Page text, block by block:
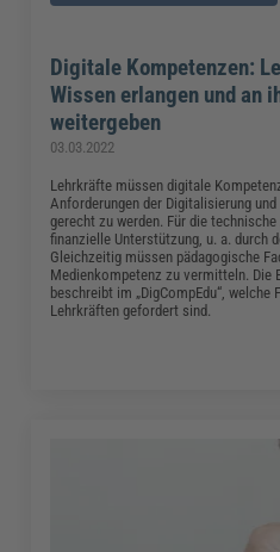
Digitale Kompetenzen:
Wissen erlangen und an
weitergeben
03.03.2022
Lehrkräfte müssen digitale
Anforderungen der Digitalisierung
gerecht zu werden. Für die
finanzielle Unterstützung, u. a. durch
Gleichzeitig müssen pädagogische
Medienkompetenz zu vermitteln. Die
beschreibt im „DigCompEdu“,
Lehrkräften gefordert sind.